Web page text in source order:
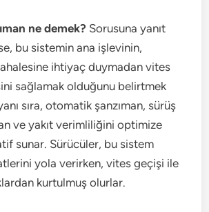
ne demek? Sorusuna yanıt
bu sistemin ana işlevinin,
ihtiyaç duymadan vites
sağlamak olduğunu belirtmek
sıra, otomatik şanzıman, sürüş
ve yakıt verimliliğini optimize
sunar. Sürücüler, bu sistem
yola verirken, vites geçişi ile
kurtulmuş olurlar.